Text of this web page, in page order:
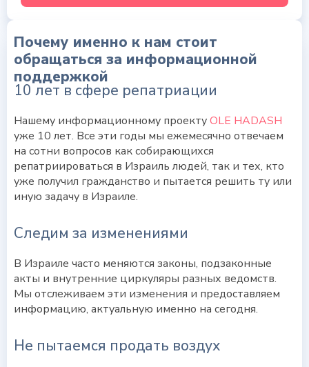
Почему именно к нам cтоит
обращаться за информационной
поддержкой
10 лет в сфере репатриации
Нашему информационному проектуOLE HADASH
уже 10 лет. Все эти годы мы ежемесячно отвечаем
на сотни вопросов как собирающихся
репатриироваться в Израиль людей, так и тех, кто
уже получил гражданство и пытается решить ту или
иную задачу в Израиле.
Следим за изменениями
В Израиле часто меняются законы, подзаконные
акты и внутренние циркуляры разных ведомств.
Мы отслеживаем эти изменения и предоставляем
информацию, актуальную именно на сегодня.
Не пытаемся продать воздух